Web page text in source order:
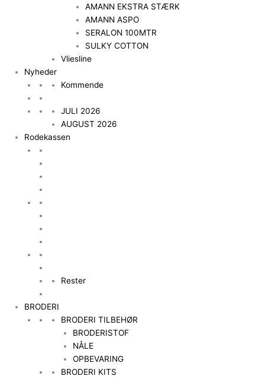
AMANN EKSTRA STÆRK
AMANN ASPO
SERALON 100MTR
SULKY COTTON
Vliesline
Nyheder
Kommende
JULI 2026
AUGUST 2026
Rodekassen
Rester
BRODERI
BRODERI TILBEHØR
BRODERISTOF
NÅLE
OPBEVARING
BRODERI KITS